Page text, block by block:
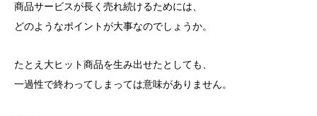
商品サービスが長く売れ続けるためには、
どのようなポイントが大事なのでしょうか。
たとえ大ヒット商品を生み出せたとしても、
一過性で終わってしまっては意味がありません。